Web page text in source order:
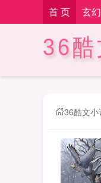
首 页 玄
36酷
36酷文小